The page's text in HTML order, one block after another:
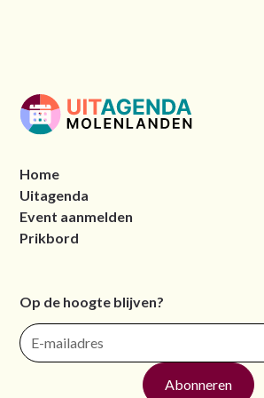
Home
Uitagenda
Event aanmelden
Prikbord
Op de hoogte blijven?